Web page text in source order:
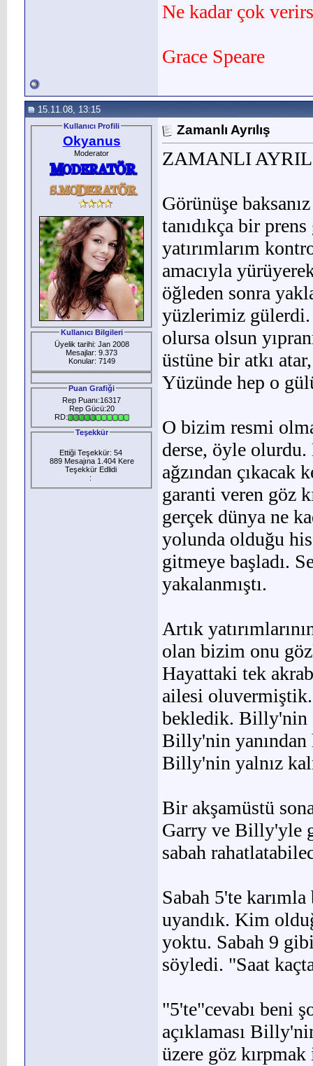
Ne kadar çok
Grace Speare
15.11.08, 13:15
Kullanıcı Profili
Okyanus
Moderator
Kullanıcı Bilgileri
Üyelik tarihi: Jan 2008
Mesajlar: 9.373
Konular: 7149
Puan Grafiği
Rep Puanı:16317
Rep Gücü:20
RD:
Teşekkür
Ettiği Teşekkür: 54
889 Mesajına 1.404 Kere
Teşekkür Edlidi
:
Zamanlı Ayrılış
ZAMANLI
Görünüşe
tanıdıkça bir
yatırımlarım
amacıyla
öğleden sonra
yüzlerimiz gülerdi.
olursa olsun
üstüne bir atkı
Yüzünde hep o
O bizim resmi
derse, öyle
ağzından
garanti veren göz
gerçek dünya ne
yolunda olduğu
gitmeye başladı.
yakalanmıştı.
Artık
olan bizim onu
Hayattaki tek
ailesi oluvermiştik.
bekledik. Billy'nin
Billy'nin yanından
Billy'nin yalnız
Bir akşamüstü
Garry ve Billy'yle
sabah
Sabah 5'te
uyan­dık. Kim
yoktu. Sabah 9
söyledi. "Saat
"5'te"cevabı beni
açıklaması
üzere göz